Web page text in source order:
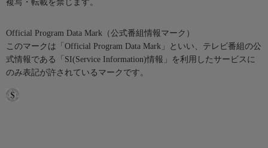
複写・転載を禁じます。
Official Program Data Mark（公式番組情報マーク）
このマークは「Official Program Data Mark」といい、テレビ番組の公
式情報である「SI(Service Information)情報」を利用したサービスに
のみ表記が許されているマークです。